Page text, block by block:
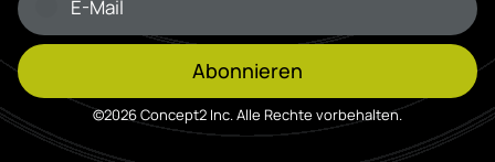
Abonnieren
©2026 Concept2 Inc. Alle Rechte vorbehalten.